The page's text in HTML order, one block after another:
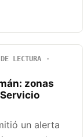
LECTURA
zonas
un alerta